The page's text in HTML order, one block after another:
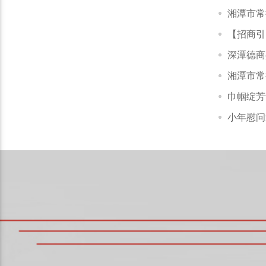
湘潭市
【招商
深潭德
湘潭市
巾帼绽
小年慰